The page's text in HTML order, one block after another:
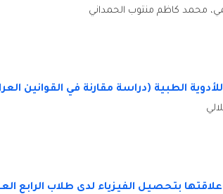
محمد كاظم منتوب الحمداني
الطبية (دراسة مقارنة في القوانين
بتحصيل الفيزياء لدى طلاب الرابع